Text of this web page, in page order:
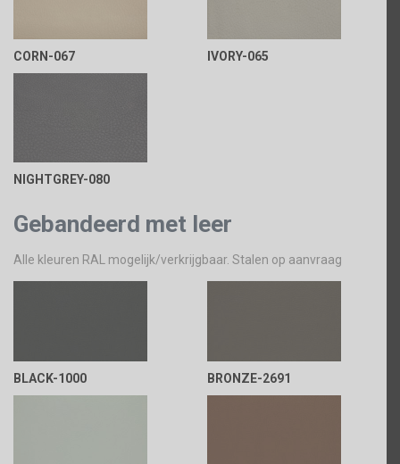
CORN-067 IVORY-065
NIGHTGREY-080
Gebandeerd met leer
Alle kleuren RAL mogelijk/verkrijgbaar. Stalen op aanvraag
BLACK-1000 BRONZE-2691